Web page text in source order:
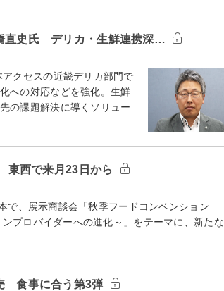
直史氏 デリカ・生鮮連携深…
クセスの近畿デリカ部門で
への対応などを強化。生鮮
の課題解決に導くソリュー
東西で来月23日から
、展示商談会「秋季フードコンベンション
プロバイダーへの進化～」をテーマに、新たな
食事に合う第3弾